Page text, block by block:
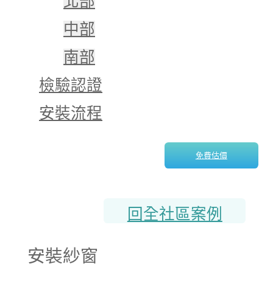
中部
南部
檢驗認證
安裝流程
免費估價
回全社區案例
安裝紗窗